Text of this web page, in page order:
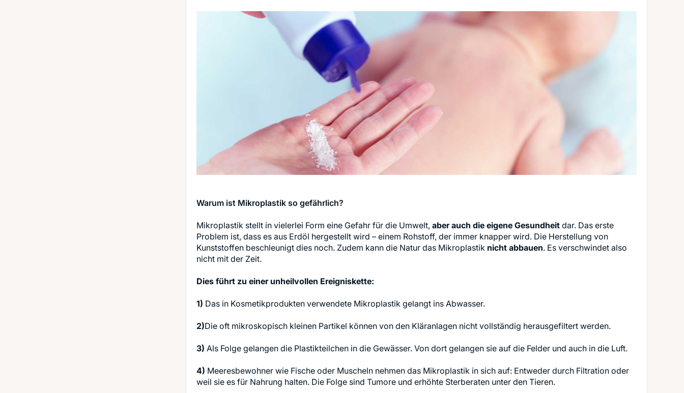
Warum ist Mikroplastik so gefährlich?
Mikroplastik stellt in vielerlei Form eine Gefahr für die Umwelt, aber auch die eigene Gesundheit dar. Das erste
Problem ist, dass es aus Erdöl hergestellt wird – einem Rohstoff, der immer knapper wird. Die Herstellung von
Kunststoffen beschleunigt dies noch. Zudem kann die Natur das Mikroplastik nicht abbauen. Es verschwindet also
Dies führt zu einer unheilvollen Ereigniskette:
1) Das in Kosmetikprodukten verwendete Mikroplastik gelangt ins Abwasser.
2)Die oft mikroskopisch kleinen Partikel können von den Kläranlagen nicht vollständig herausgefiltert werden.
3) Als Folge gelangen die Plastikteilchen in die Gewässer. Von dort gelangen sie auf die Felder und auch in die Luft.
4) Meeresbewohner wie Fische oder Muscheln nehmen das Mikroplastik in sich auf: Entweder durch Filtration oder
weil sie es für Nahrung halten. Die Folge sind Tumore und erhöhte Sterberaten unter den Tieren.